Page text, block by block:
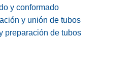
y conformado
y unión de tubos
preparación de tubos